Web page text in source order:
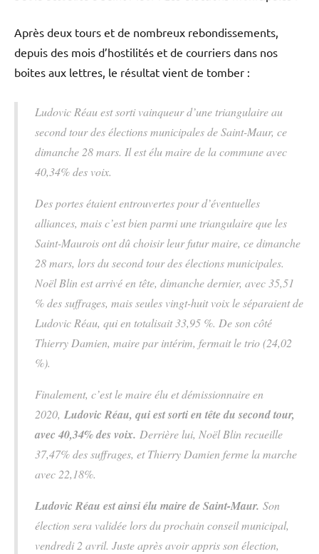
Après deux tours et de nombreux rebondissements,
depuis des mois d’hostilités et de courriers dans nos
boites aux lettres, le résultat vient de tomber :
Ludovic Réau est sorti vainqueur d’une triangulaire au
second tour des élections municipales de Saint-Maur, ce
dimanche 28 mars. Il est élu maire de la commune avec
40,34% des voix.
Des portes étaient entrouvertes pour d’éventuelles
alliances, mais c’est bien parmi une triangulaire que les
Saint-Maurois ont dû choisir leur futur maire, ce dimanche
28 mars, lors du second tour des élections municipales.
Noël Blin est arrivé en tête, dimanche dernier, avec 35,51
% des suffrages, mais seules vingt-huit voix le séparaient de
Ludovic Réau, qui en totalisait 33,95 %. De son côté
Thierry Damien, maire par intérim, fermait le trio (24,02
%).
Finalement, c’est le maire élu et démissionnaire en
2020, Ludovic Réau, qui est sorti en tête du second tour,
avec 40,34% des voix. Derrière lui, Noël Blin recueille
37,47% des suffrages, et Thierry Damien ferme la marche
avec 22,18%.
Ludovic Réau est ainsi élu maire de Saint-Maur. Son
élection sera validée lors du prochain conseil municipal,
vendredi 2 avril. Juste après avoir appris son élection,